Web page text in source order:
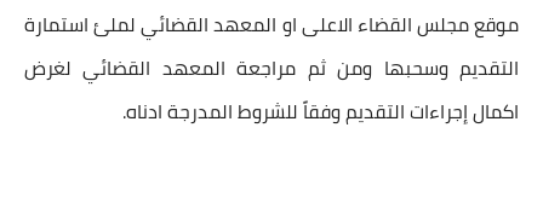
موقع مجلس القضاء الاعلى او المعهد القضائي لملئ استمارة
التقديم وسحبها ومن ثم مراجعة المعهد القضائي لغرض
اكمال إجراءات التقديم وفقاً للشروط المدرجة ادناه.